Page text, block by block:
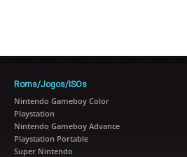
Roms/Jogos/ISOs
Nintendo Gameboy Color
Playstation
Nintendo Gameboy Advance
Playstation Portable
Super Nintendo